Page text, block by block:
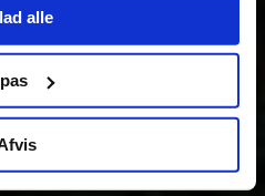
alle